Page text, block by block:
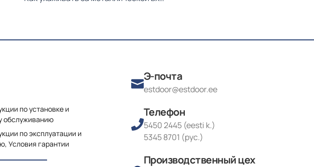
по установке и
обслуживанию
по эксплуатации и
Условия гарантии
Э-почта
estdoor@estdoor.ee
Телефон
5450 2445 (eesti k.)
5345 8701 (рус.)
Производственный цех